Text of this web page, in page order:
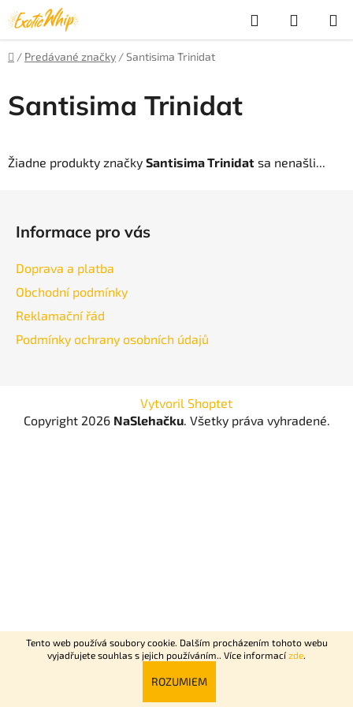
Tento web používá soubory cookie. Dalším procházením tohoto webu
vyjadřujete souhlas s jejich používáním.. Více informací zde.
ROZUMIEM
Prejsť
na
obsah
Rychlý nonstop rozvoz Praha + Dovoz celé ČR do 2 dní.
Hľadať
KOŠÍK
Domov
/ Predávané značky /Santisima Trinidat
Santisima Trinidat
Žiadne produkty značky Santisima Trinidat sa nenašli...
Informace pro vás
Doprava a platba
Obchodní podmínky
Reklamační řád
Podmínky ochrany osobních údajů
Vytvoril Shoptet
Copyright 2026 NaSlehačku. Všetky práva vyhradené.